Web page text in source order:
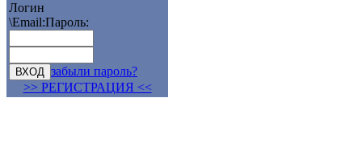
Логин
\Email:Пароль:
забыли пароль?
>> РЕГИСТРАЦИЯ <<